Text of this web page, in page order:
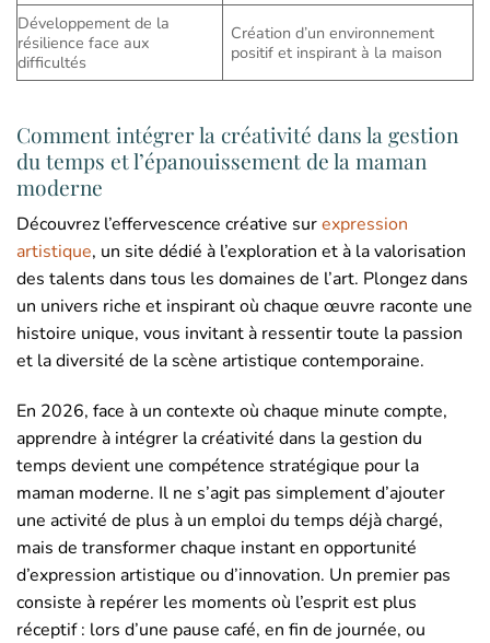
Développement de la
résilience face aux
difficultés
Création d’un environnement
positif et inspirant à la maison
Comment intégrer la créativité dans la gestion
du temps et l’épanouissement de la maman
moderne
Découvrez l’effervescence créative surexpression
artistique, un site dédié à l’exploration et à la valorisation
des talents dans tous les domaines de l’art. Plongez dans
un univers riche et inspirant où chaque œuvre raconte une
histoire unique, vous invitant à ressentir toute la passion
et la diversité de la scène artistique contemporaine.
En 2026, face à un contexte où chaque minute compte,
apprendre à intégrer la créativité dans la gestion du
temps devient une compétence stratégique pour la
maman moderne. Il ne s’agit pas simplement d’ajouter
une activité de plus à un emploi du temps déjà chargé,
mais de transformer chaque instant en opportunité
d’expression artistique ou d’innovation. Un premier pas
consiste à repérer les moments où l’esprit est plus
réceptif : lors d’une pause café, en fin de journée, ou